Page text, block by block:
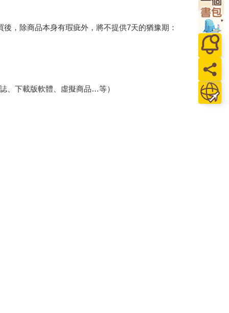
，除商品本身有瑕疵外，將不提供7天的猶豫期：
、下載版軟體、虛擬商品…等）